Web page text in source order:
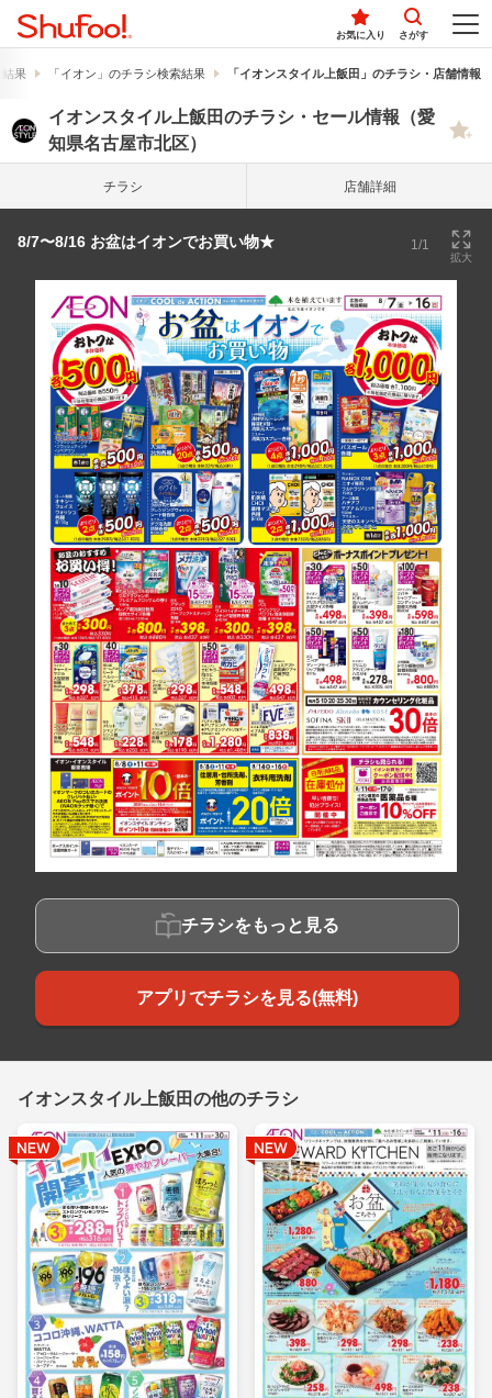
お気に入り さがす
結果 「イオン」のチラシ検索結果 「イオンスタイル上飯田」のチラシ・店舗情報
イオンスタイル上飯田のチラシ・セール情報（愛
知県名古屋市北区）
チラシ 店舗詳細
8/7〜8/16 お盆はイオンでお買い物★ 1/1
拡大
チラシをもっと見る
アプリでチラシを見る(無料)
イオンスタイル上飯田の他のチラシ